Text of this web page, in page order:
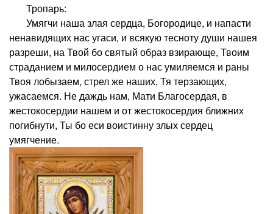
Тропарь:
Умягчи наша злая сердца, Богородице, и напасти
ненавидящих нас угаси, и всякую тесноту души нашея
разреши, на Твой бо святый образ взирающе, Твоим
страданием и милосердием о нас умиляемся и раны
Твоя лобызаем, стрел же наших, Тя терзающих,
ужасаемся. Не даждь нам, Мати Благосердая, в
жестокосердии нашем и от жестокосердия ближних
погибнути, Ты бо еси воистинну злых сердец
умягчение.